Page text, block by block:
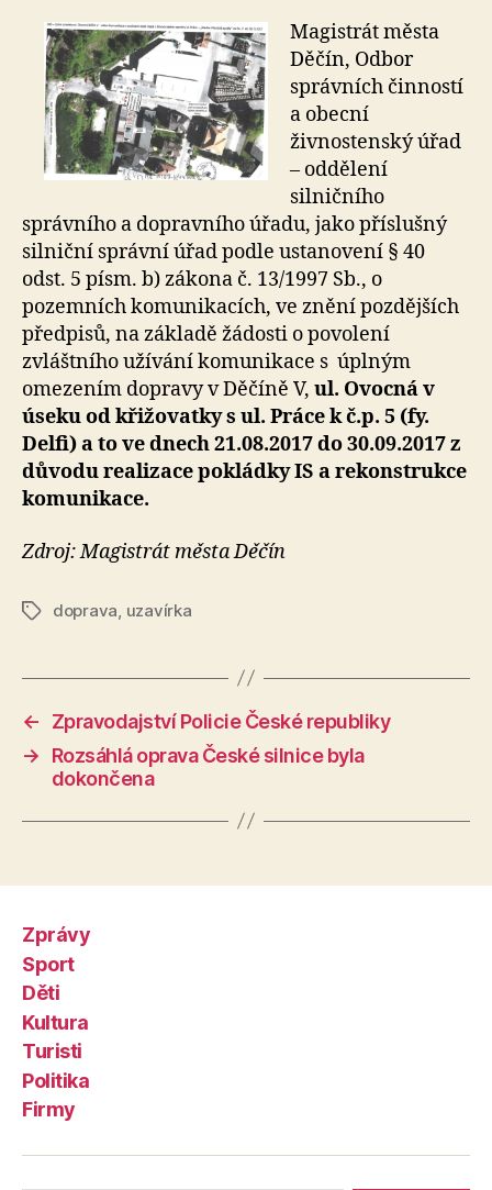
Magistrát města
Děčín, Odbor
správních činností
a obecní
živnostenský úřad
– oddělení
silničního
správního a dopravního úřadu, jako příslušný
silniční správní úřad podle ustanovení § 40
odst. 5 písm. b) zákona č. 13/1997 Sb., o
pozemních komunikacích, ve znění pozdějších
předpisů, na základě žádosti o povolení
zvláštního užívání komunikace s úplným
omezením dopravy v Děčíně V, ul. Ovocná v
úseku od křižovatky s ul. Práce k č.p. 5 (fy.
Delfi) a to ve dnech 21.08.2017 do 30.09.2017 z
důvodu realizace pokládky IS a rekonstrukce
komunikace.
Zdroj: Magistrát města Děčín
Štítkydoprava uzavírka
←
Zpravodajství Policie České republiky
→
Rozsáhlá oprava České silnice byla
dokončena
Zprávy
Sport
Děti
Kultura
Turisti
Politika
Firmy